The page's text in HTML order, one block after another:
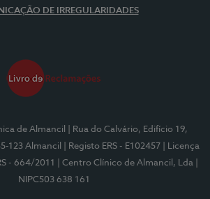
DE IRREGULARIDADES
de Almancil
| Rua do Calvário, Edifício 19,
123 Almancil
| Registo ERS - E102457
| Licença
- 664/2011
| Centro Clínico de Almancil, Lda
NIPC503 638 161